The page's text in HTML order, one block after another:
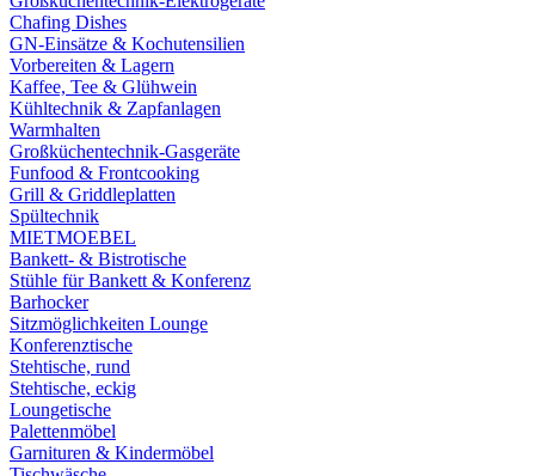
Chafing Dishes
GN-Einsätze & Kochutensilien
Vorbereiten & Lagern
Kaffee, Tee & Glühwein
Kühltechnik & Zapfanlagen
Warmhalten
Großküchentechnik-Gasgeräte
Funfood & Frontcooking
Grill & Griddleplatten
Spültechnik
MIETMOEBEL
Bankett- & Bistrotische
Stühle für Bankett & Konferenz
Barhocker
Sitzmöglichkeiten Lounge
Konferenztische
Stehtische, rund
Stehtische, eckig
Loungetische
Palettenmöbel
Garnituren & Kindermöbel